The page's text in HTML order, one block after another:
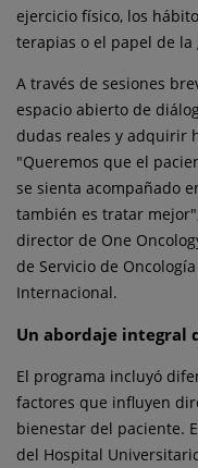
ejercicio físico, los
terapias o el papel de la
A través de sesiones
espacio abierto de
dudas reales y adquirir
"Queremos que el
se sienta acompañado
también es tratar
director de One
de Servicio de
Internacional.
Un abordaje integral
El programa incluyó
factores que influyen
bienestar del paciente.
del Hospital